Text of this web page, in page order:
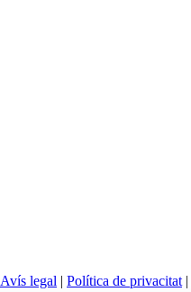
Avís legal | Política de privacitat |